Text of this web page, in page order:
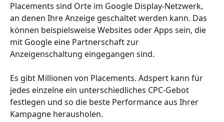
Placements sind Orte im Google Display-Netzwerk,
an denen Ihre Anzeige geschaltet werden kann. Das
können beispielsweise Websites oder Apps sein, die
mit Google eine Partnerschaft zur
Anzeigenschaltung eingegangen sind.
Es gibt Millionen von Placements. Adspert kann für
jedes einzelne ein unterschiedliches CPC-Gebot
festlegen und so die beste Performance aus Ihrer
Kampagne herausholen.